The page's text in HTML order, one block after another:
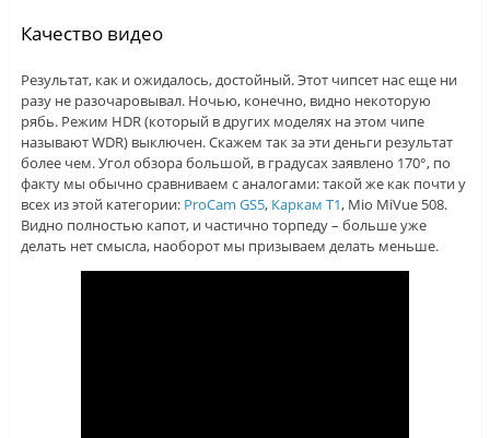
Качество видео
Результат, как и ожидалось, достойный. Этот чипсет нас еще ни
разу не разочаровывал. Ночью, конечно, видно некоторую
рябь. Режим HDR (который в других моделях на этом чипе
называют WDR) выключен. Скажем так за эти деньги результат
более чем. Угол обзора большой, в градусах заявлено 170°, по
факту мы обычно сравниваем с аналогами: такой же как почти у
всех из этой категории: ProCam GS5, Каркам Т1, Mio MiVue 508.
Видно полностью капот, и частично торпеду – больше уже
делать нет смысла, наоборот мы призываем делать меньше.